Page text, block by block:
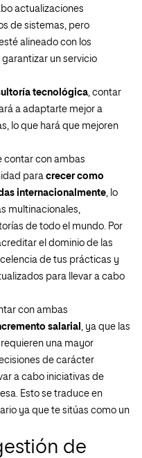
actualizaciones
de sistemas, pero
alineado con los
un servicio
tecnológica, contar
a adaptarte mejor a
lo que hará que mejoren
contar con ambas
para crecer como
internacionalmente, lo
multinacionales,
de todo el mundo. Por
el dominio de las
de tus prácticas y
para llevar a cabo
con ambas
salarial , ya que las
una mayor
de carácter
a cabo iniciativas de
Esto se traduce en
ya que te sitúas como un
de